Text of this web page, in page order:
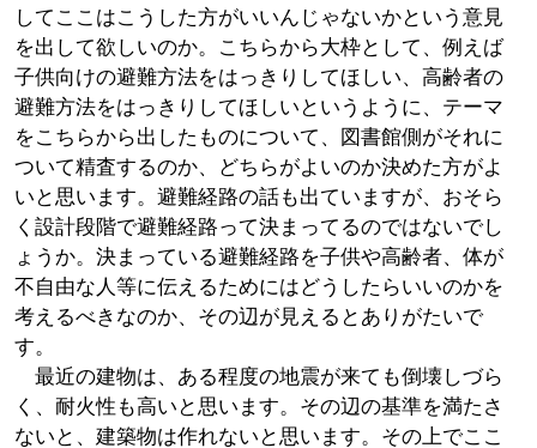
してここはこうした方がいいんじゃないかという意見
を出して欲しいのか。こちらから大枠として、例えば
子供向けの避難方法をはっきりしてほしい、高齢者の
避難方法をはっきりしてほしいというように、テーマ
をこちらから出したものについて、図書館側がそれに
ついて精査するのか、どちらがよいのか決めた方がよ
いと思います。避難経路の話も出ていますが、おそら
く設計段階で避難経路って決まってるのではないでし
ょうか。決まっている避難経路を子供や高齢者、体が
不自由な人等に伝えるためにはどうしたらいいのかを
考えるべきなのか、その辺が見えるとありがたいで
す。
最近の建物は、ある程度の地震が来ても倒壊しづら
く、耐火性も高いと思います。その辺の基準を満たさ
ないと、建築物は作れないと思います。その上でここ